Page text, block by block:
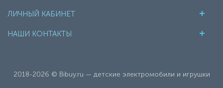
ЛИЧНЫЙ КАБИНЕТ
НАШИ КОНТАКТЫ
2018-2026 © Bibuy.ru — детские электромобили и игрушки